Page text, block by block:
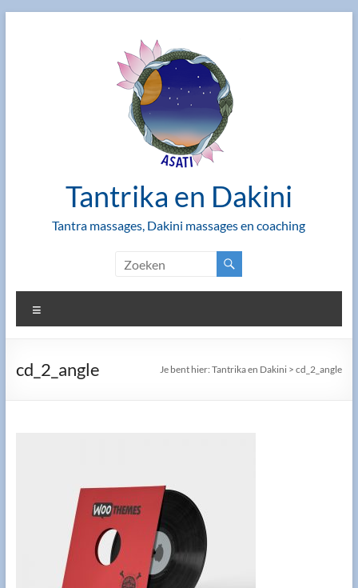
Tantrika en Dakini
Tantra massages, Dakini massages en coaching
cd_2_angle Je bent hier:Tantrika en Dakini >cd_2_angle